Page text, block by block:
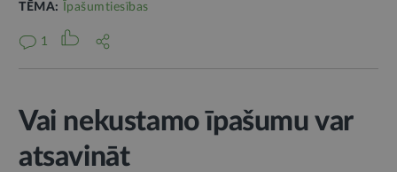
TĒMA: Īpašumtiesības
1
Vai nekustamo īpašumu var
atsavināt